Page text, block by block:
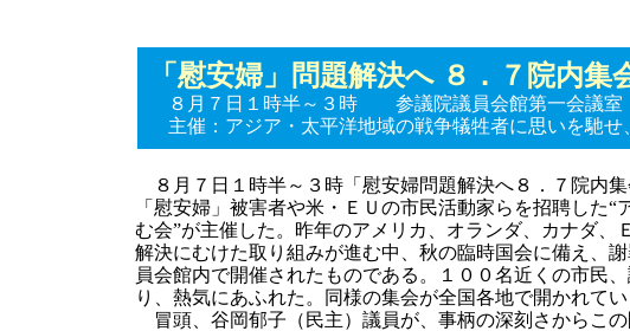
「慰安婦」問題解決へ ８．７院内
８月７日１時半～３時 参議院議員会館第一会議室
主催：アジア・太平洋地域の戦争犠牲者に思いを馳せ
８月７日１時半～３時「慰安婦問題解決へ８．７院内
「慰安婦」被害者や米・ＥＵの市民活動家らを招聘した
む会”が主催した。昨年のアメリカ、オランダ、カナダ
解決にむけた取り組みが進む中、秋の臨時国会に備え、
員会館内で開催されたものである。１００名近くの市民
り、熱気にあふれた。同様の集会が全国各地で開かれてい
冒頭、谷岡郁子（民主）議員が、事柄の深刻さからこ